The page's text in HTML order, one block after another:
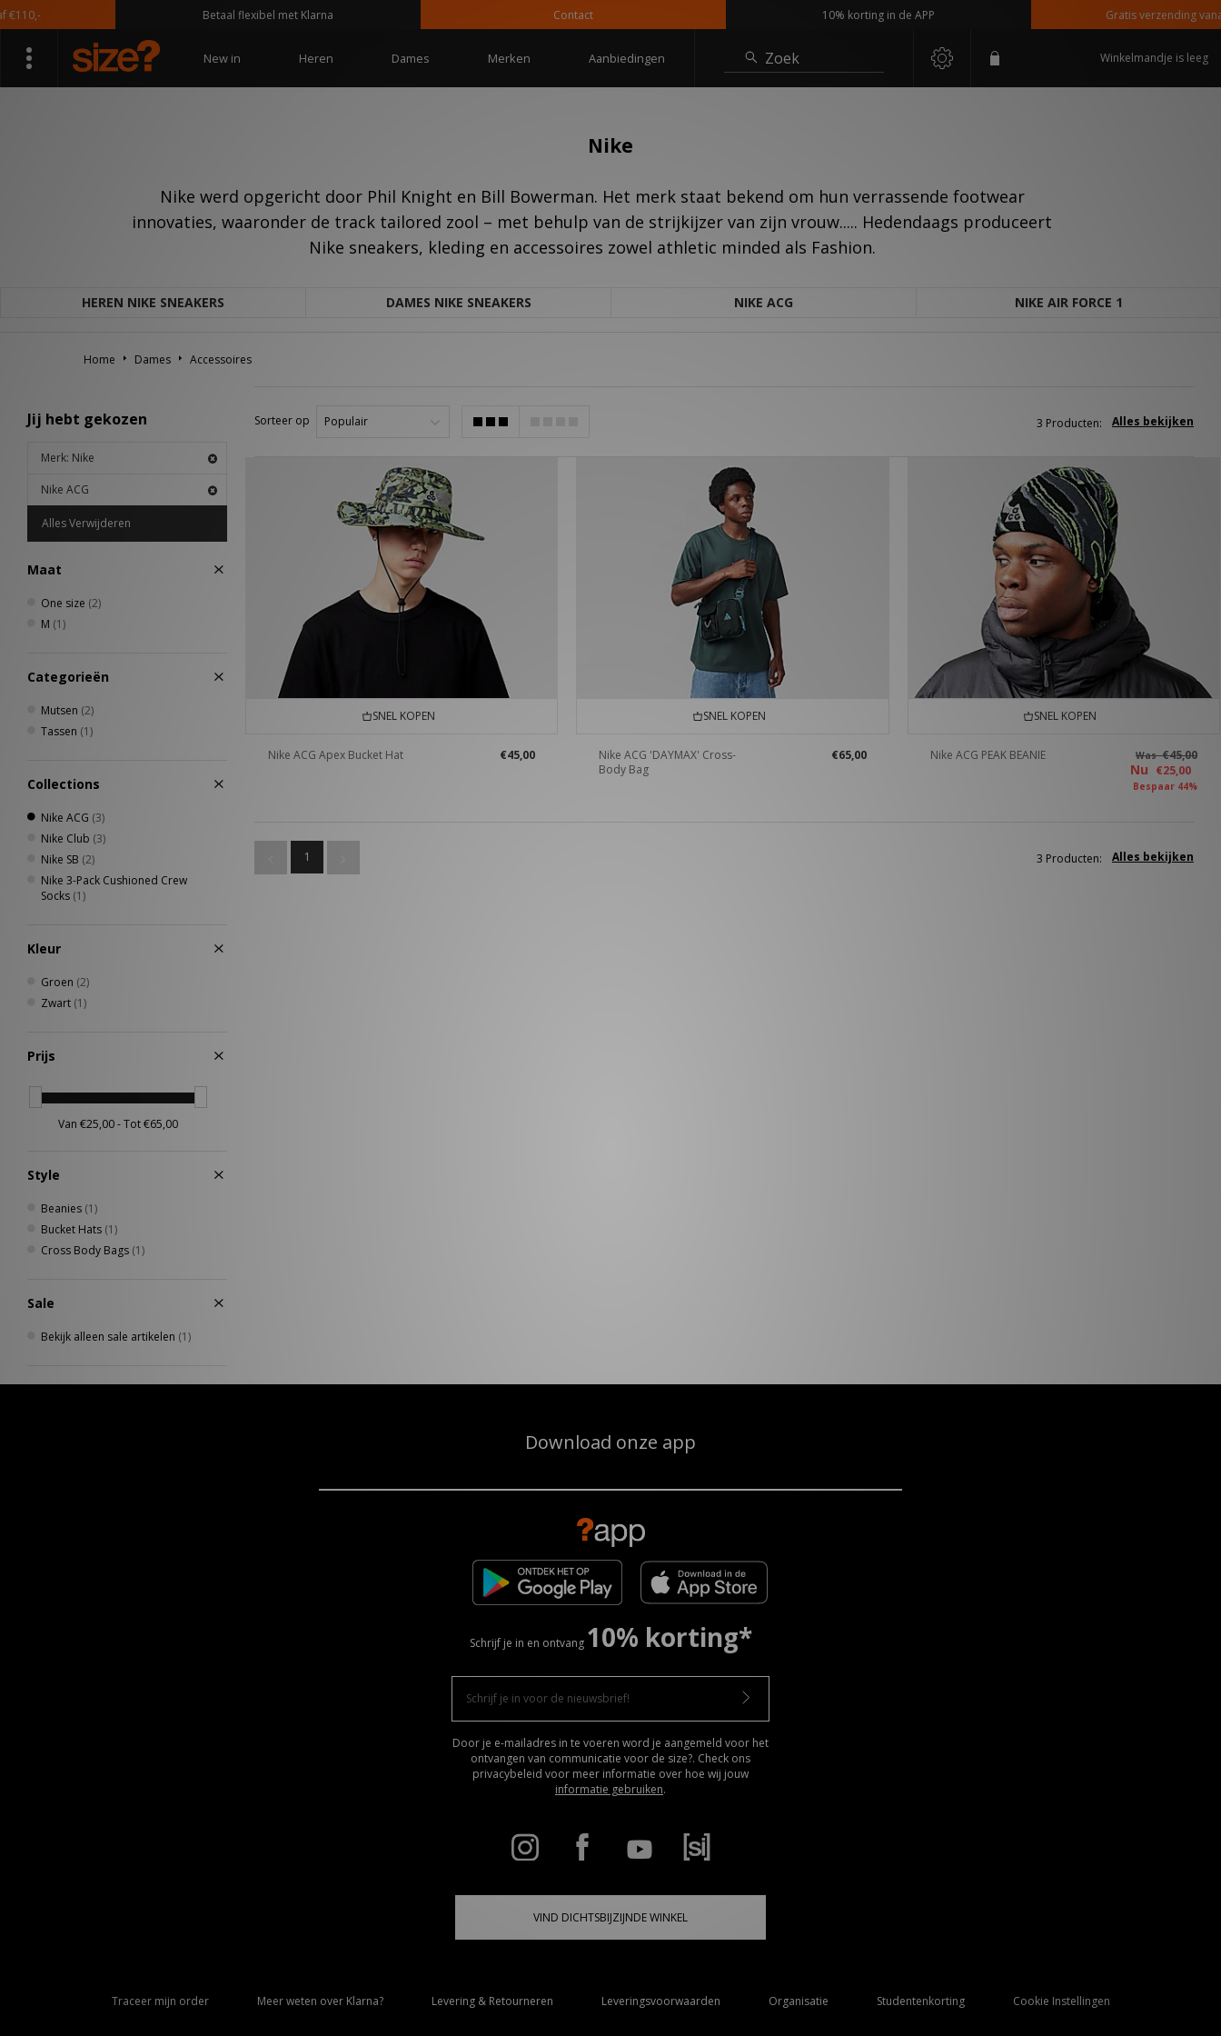
Betaal flexibel met Klarna Contact 10% korting in de APP Gratis verzending vanaf
New in Heren Dames Merken Aanbiedingen Zoek Winkelmandje is leeg
Nike
Nike werd opgericht door Phil Knight en Bill Bowerman. Het merk staat bekend om hun verrassende footwear
innovaties, waaronder de track tailored zool – met behulp van de strijkijzer van zijn vrouw..... Hedendaags produceert
Nike sneakers, kleding en accessoires zowel athletic minded als Fashion.
HEREN NIKE SNEAKERS DAMES NIKE SNEAKERS NIKE ACG NIKE AIR FORCE 1
Home Dames Accessoires
Jij hebt gekozen
Merk: Nike
Nike ACG
Alles Verwijderen
Maat
One size (2)
M (1)
Categorieën
Mutsen (2)
Tassen (1)
Collections
Nike ACG (3)
Nike Club (3)
Nike SB (2)
Nike 3-Pack Cushioned Crew
Socks (1)
Kleur
Groen (2)
Zwart (1)
Prijs
Style
Beanies (1)
Bucket Hats (1)
Cross Body Bags (1)
Sale
Bekijk alleen sale artikelen (1)
Sorteer op Alles bekijken
3 Producten:
SNEL KOPEN
Nike ACG Apex Bucket Hat €45,00
SNEL KOPEN
Nike ACG 'DAYMAX' Cross-
Body Bag
€65,00
SNEL KOPEN
Nike ACG PEAK BEANIE Was€45,00
Nu €25,00
Bespaar 44%
1 Alles bekijken
3 Producten:
Download onze app
Schrijf je in en ontvang 10% korting*
Door je e-mailadres in te voeren word je aangemeld voor het
ontvangen van communicatie voor de size?. Check ons
privacybeleid voor meer informatie over hoe wij jouw
informatie gebruiken.
VIND DICHTSBIJZIJNDE WINKEL
Traceer mijn order Meer weten over Klarna? Levering & Retourneren Leveringsvoorwaarden Organisatie Studentenkorting Cookie Instellingen